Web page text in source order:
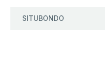
SITUBONDO